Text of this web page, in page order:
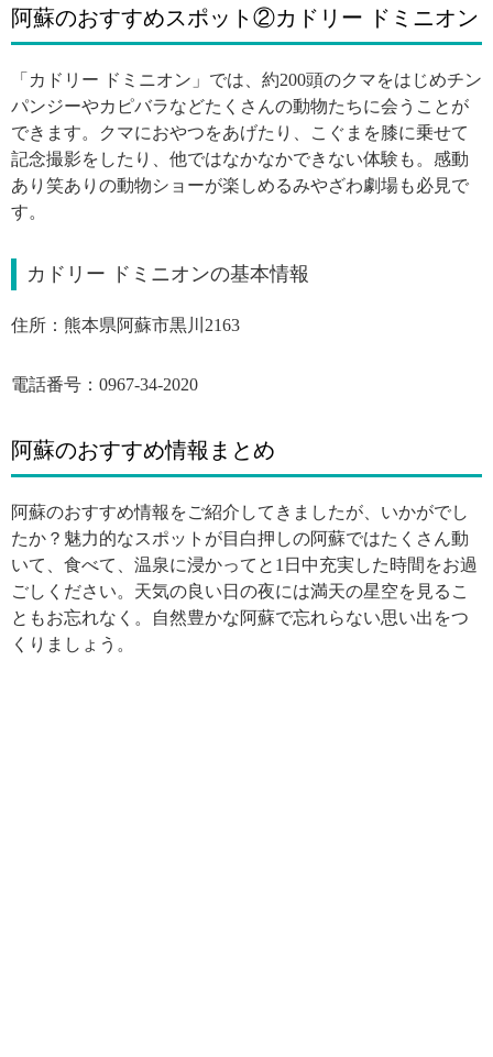
阿蘇のおすすめスポット②カドリー ドミニオン
「カドリー ドミニオン」では、約200頭のクマをはじめチン
パンジーやカピバラなどたくさんの動物たちに会うことが
できます。クマにおやつをあげたり、こぐまを膝に乗せて
記念撮影をしたり、他ではなかなかできない体験も。感動
あり笑ありの動物ショーが楽しめるみやざわ劇場も必見で
す。
カドリー ドミニオンの基本情報
住所：熊本県阿蘇市黒川2163
電話番号：0967-34-2020
阿蘇のおすすめ情報まとめ
阿蘇のおすすめ情報をご紹介してきましたが、いかがでし
たか？魅力的なスポットが目白押しの阿蘇ではたくさん動
いて、食べて、温泉に浸かってと1日中充実した時間をお過
ごしください。天気の良い日の夜には満天の星空を見るこ
ともお忘れなく。自然豊かな阿蘇で忘れらない思い出をつ
くりましょう。